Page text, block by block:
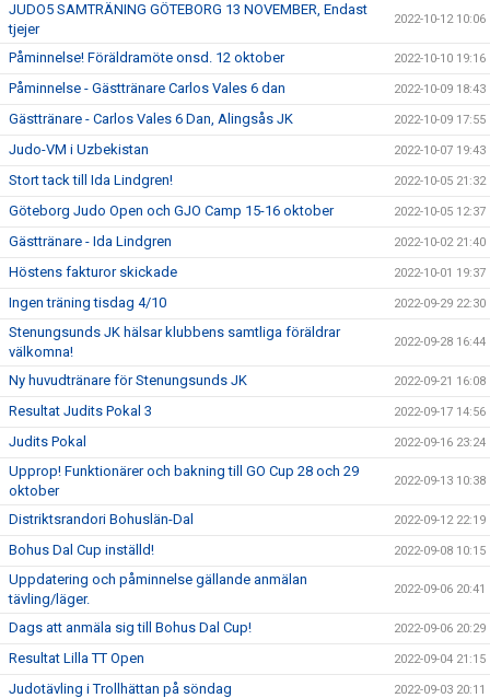
JUDO5 SAMTRÄNING GÖTEBORG 13 NOVEMBER, Endast
tjejer
2022-10-12 10:06
Påminnelse! Föräldramöte onsd. 12 oktober 2022-10-10 19:16
Påminnelse - Gästtränare Carlos Vales 6 dan 2022-10-09 18:43
Gästtränare - Carlos Vales 6 Dan, Alingsås JK 2022-10-09 17:55
Judo-VM i Uzbekistan 2022-10-07 19:43
Stort tack till Ida Lindgren! 2022-10-05 21:32
Göteborg Judo Open och GJO Camp 15-16 oktober 2022-10-05 12:37
Gästtränare - Ida Lindgren 2022-10-02 21:40
Höstens fakturor skickade 2022-10-01 19:37
Ingen träning tisdag 4/10 2022-09-29 22:30
Stenungsunds JK hälsar klubbens samtliga föräldrar
välkomna!
2022-09-28 16:44
Ny huvudtränare för Stenungsunds JK 2022-09-21 16:08
Resultat Judits Pokal 3 2022-09-17 14:56
Judits Pokal 2022-09-16 23:24
Upprop! Funktionärer och bakning till GO Cup 28 och 29
oktober
2022-09-13 10:38
Distriktsrandori Bohuslän-Dal 2022-09-12 22:19
Bohus Dal Cup inställd! 2022-09-08 10:15
Uppdatering och påminnelse gällande anmälan
tävling/läger.
2022-09-06 20:41
Dags att anmäla sig till Bohus Dal Cup! 2022-09-06 20:29
Resultat Lilla TT Open 2022-09-04 21:15
Judotävling i Trollhättan på söndag 2022-09-03 20:11